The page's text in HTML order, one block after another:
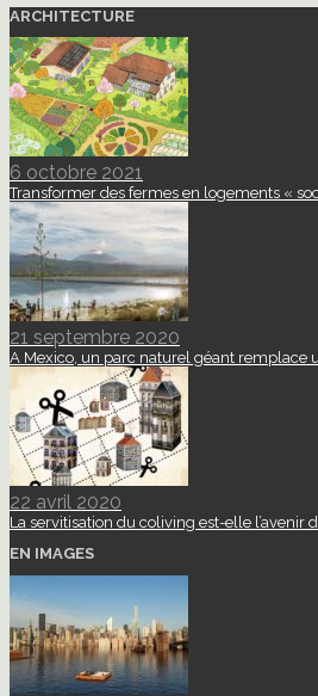
ARCHITECTURE
6 octobre 2021
Transformer des fermes en logements «
21 septembre 2020
A Mexico, un parc naturel géant remplace
22 avril 2020
La servitisation du coliving est-elle l’avenir
EN IMAGES